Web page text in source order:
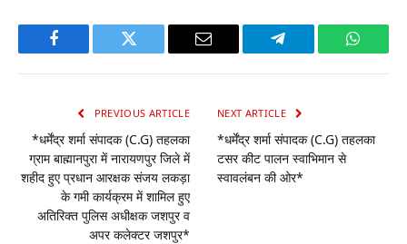
Facebook Twitter Email Telegram
PREVIOUS ARTICLE
*धर्मेंद्र शर्मा संपादक (C.G) तहलका
ग्राम बाह्मानपुरा में नारायणपुर जिले में
शहीद हुए प्रधान आरक्षक संजय लकड़ा
के गमी कार्यक्रम में शामिल हुए
अतिरिक्त पुलिस अधीक्षक जशपुर व
अपर कलेक्टर जशपुर*
NEXT ARTICLE
*धर्मेंद्र शर्मा संपादक (C.G) तहलका
टसर कीट पालन स्वाभिमान से
स्वावलंबन की ओर*